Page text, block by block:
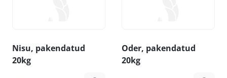
Nisu, pakendatud
20kg
Oder, pakendatud
20kg